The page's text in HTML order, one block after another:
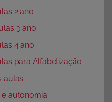
2 ano
3 ano
4 ano
para Alfabetização
aulas
autonomia